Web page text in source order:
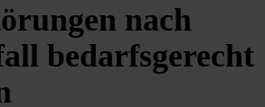
nach
bedarfsgerecht